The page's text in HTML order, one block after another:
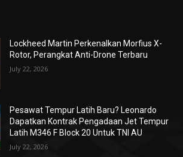
Lockheed Martin Perkenalkan Morfius X-
Rotor, Perangkat Anti-Drone Terbaru
July 22, 2026
Pesawat Tempur Latih Baru? Leonardo
Dapatkan Kontrak Pengadaan Jet Tempur
Latih M346 F Block 20 Untuk TNI AU
July 22, 2026